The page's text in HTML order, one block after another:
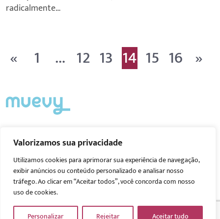
Valorizamos sua privacidade
Utilizamos cookies para aprimorar sua experiência de navegação,
exibir anúncios ou conteúdo personalizado e analisar nosso
tráfego. Ao clicar em “Aceitar todos”, você concorda com nosso
uso de cookies.
Personalizar Rejeitar Aceitar tudo
radicalmente…
« 1 … 12 13 14 15 16 »
Acompanhe nas redes
© 2026 Muevy. Política de privacidade